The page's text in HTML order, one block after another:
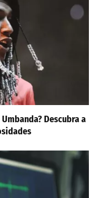
Descubra a